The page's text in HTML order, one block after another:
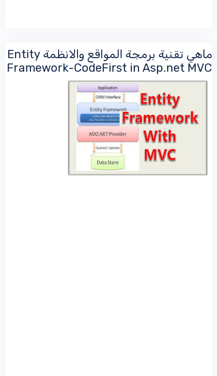
ماهي تقنية برمجة المواقع والانظمة Entity
Framework-CodeFirst in Asp.net MVC